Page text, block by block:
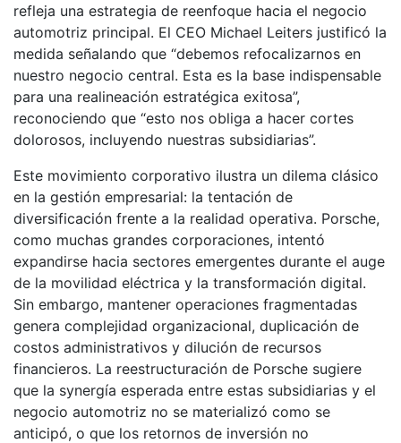
refleja una estrategia de reenfoque hacia el negocio
automotriz principal. El CEO Michael Leiters justificó la
medida señalando que “debemos refocalizarnos en
nuestro negocio central. Esta es la base indispensable
para una realineación estratégica exitosa”,
reconociendo que “esto nos obliga a hacer cortes
dolorosos, incluyendo nuestras subsidiarias”.
Este movimiento corporativo ilustra un dilema clásico
en la gestión empresarial: la tentación de
diversificación frente a la realidad operativa. Porsche,
como muchas grandes corporaciones, intentó
expandirse hacia sectores emergentes durante el auge
de la movilidad eléctrica y la transformación digital.
Sin embargo, mantener operaciones fragmentadas
genera complejidad organizacional, duplicación de
costos administrativos y dilución de recursos
financieros. La reestructuración de Porsche sugiere
que la synergía esperada entre estas subsidiarias y el
negocio automotriz no se materializó como se
anticipó, o que los retornos de inversión no